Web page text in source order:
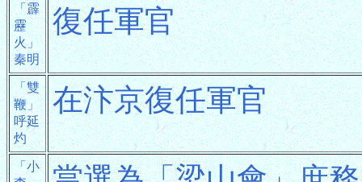
「霹
靂
火」
秦明
復任軍官
「雙
鞭」
呼延
灼
在汴京復任軍官
「小